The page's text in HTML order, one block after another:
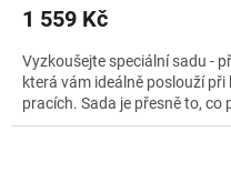
1 559 Kč
Vyzkoušejte speciální sadu -
která vám ideálně poslouží
pracích. Sada je přesně to, co